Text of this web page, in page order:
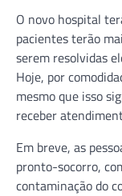
O novo hospital
pacientes terão
serem resolvidas
Hoje, por
mesmo que isso
receber
Em breve, as
pronto-socorro,
contaminação do